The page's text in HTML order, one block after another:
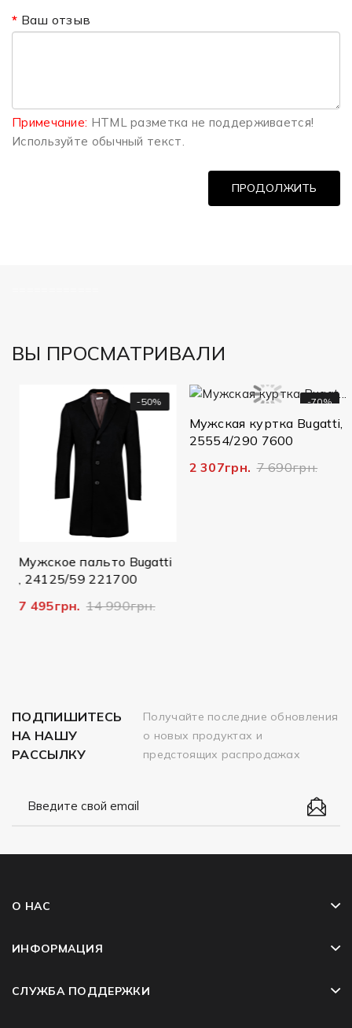
Ваш отзыв
Примечание: HTML разметка не поддерживается!
Используйте обычный текст.
ПРОДОЛЖИТЬ
ВЫ ПРОСМАТРИВАЛИ
-50%
Мужское пальто Bugatti
, 24125/59 221700
7 495грн.
14 990грн.
-70%
Мужская куртка Bugatti,
25554/290 7600
2 307грн.
7 690грн.
ПОДПИШИТЕСЬ
НА НАШУ
РАССЫЛКУ
Получайте последние обновления
о новых продуктах и
предстоящих распродажах
О НАС
ИНФОРМАЦИЯ
СЛУЖБА ПОДДЕРЖКИ